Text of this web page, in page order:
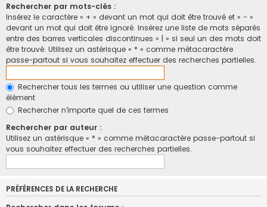
Rechercher par mots-clés :
Insérez le caractère « + » devant un mot qui doit être trouvé et « - »
devant un mot qui doit être ignoré. Insérez une liste de mots séparés
entre des barres verticales discontinues « | » si seul un des mots doit
être trouvé. Utilisez un astérisque « * » comme métacaractère
passe-partout si vous souhaitez effectuer des recherches partielles.
Rechercher tous les termes ou utiliser une question comme
élément
Rechercher n’importe quel de ces termes
Rechercher par auteur :
Utilisez un astérisque « * » comme métacaractère passe-partout si
vous souhaitez effectuer des recherches partielles.
PRÉFÉRENCES DE LA RECHERCHE